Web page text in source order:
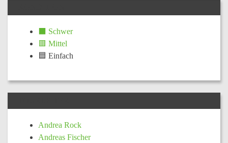
⬛ Schwer
🟥 Mittel
🟦 Einfach
Andrea Rock
Andreas Fischer